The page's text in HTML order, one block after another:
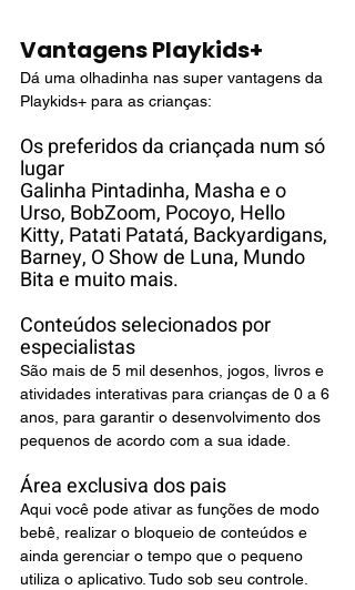
Vantagens Playkids+
Dá uma olhadinha nas super vantagens da
Playkids+ para as crianças:
Os preferidos da criançada num só
lugar
Galinha Pintadinha, Masha e o
Urso, BobZoom, Pocoyo, Hello
Kitty, Patati Patatá, Backyardigans,
Barney, O Show de Luna, Mundo
Bita e muito mais.
Conteúdos selecionados por
especialistas
São mais de 5 mil desenhos, jogos, livros e
atividades interativas para crianças de 0 a 6
anos, para garantir o desenvolvimento dos
pequenos de acordo com a sua idade.
Área exclusiva dos pais
Aqui você pode ativar as funções de modo
bebê, realizar o bloqueio de conteúdos e
ainda gerenciar o tempo que o pequeno
utiliza o aplicativo. Tudo sob seu controle.